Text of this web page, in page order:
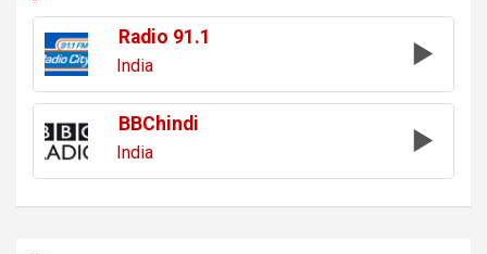
Radio 91.1
India
BBChindi
India